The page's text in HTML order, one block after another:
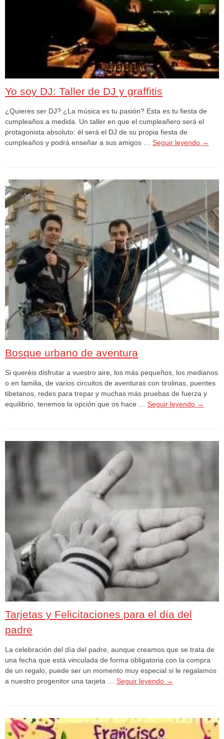
Yo soy DJ: Taller de DJ y graffitis
¿Quieres ser DJ? ¿La música es tu pasión? Esta es tu fiesta de
cumpleaños a medida. Un taller en que el cumpleañero será el
protagonista absoluto: él será el DJ de su propia fiesta de
cumpleaños y podrá enseñar a sus amigos … Seguir leyendo →
Bosque urbano de aventura
Si queréis disfrutar a vuestro aire, los más pequeños, los medianos
o en familia, de varios circuitos de aventuras con tirolinas, puentes
tibetanos, redes para trepar y muchas más pruebas de fuerza y
equilibrio, tenemos la opción que os hace … Seguir leyendo →
Tarjetas y Felicitaciones para el día del
padre
La celebración del día del padre, aunque creamos que se trata de
una fecha que está vinculada de forma obligatoria con la compra
de un regalo, puede ser un momento muy especial si le regalamos
a nuestro progenitor una tarjeta … Seguir leyendo →